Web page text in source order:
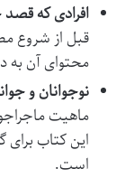
افرادی که قصد
قبل از شروع
محتوای آن به
نوجوانان و
ماهیت
این کتاب
است.